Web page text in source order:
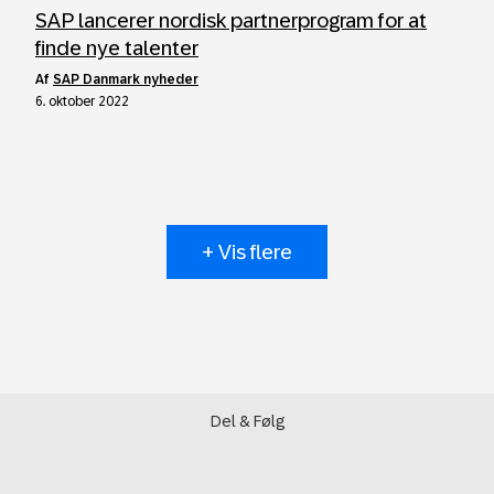
SAP lancerer nordisk partnerprogram for at
finde nye talenter
af SAP Danmark nyheder
6. oktober 2022
+ Vis flere
Del & Følg